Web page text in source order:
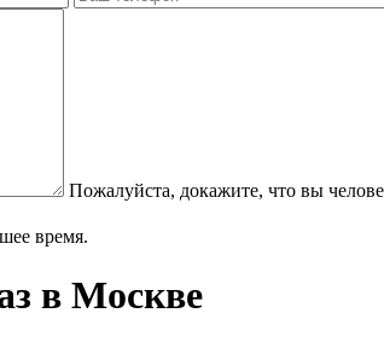
Пожалуйста, докажите, что вы
время.
в Москве